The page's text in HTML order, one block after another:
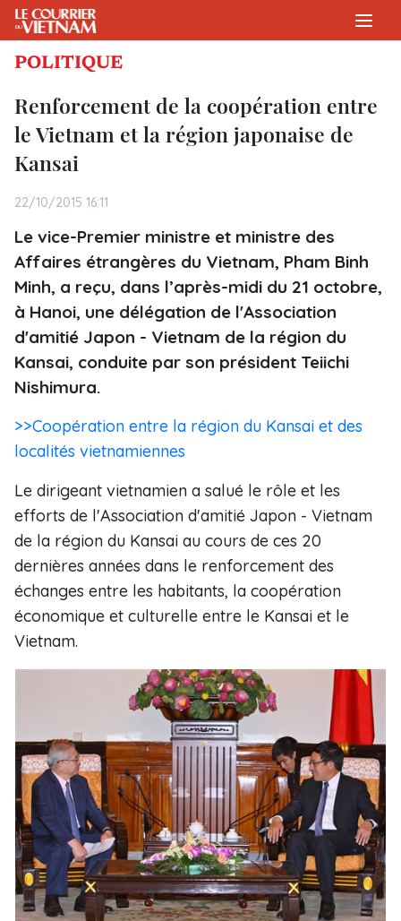
POLITIQUE
Renforcement de la coopération entre
le Vietnam et la région japonaise de
Kansai
22/10/2015 16:11
Le vice-Premier ministre et ministre des
Affaires étrangères du Vietnam, Pham Binh
Minh, a reçu, dans l’après-midi du 21 octobre,
à Hanoi, une délégation de l'Association
d'amitié Japon - Vietnam de la région du
Kansai, conduite par son président Teiichi
Nishimura.
>>Coopération entre la région du Kansai et des
localités vietnamiennes
Le dirigeant vietnamien a salué le rôle et les
efforts de l'Association d'amitié Japon - Vietnam
de la région du Kansai au cours de ces 20
dernières années dans le renforcement des
échanges entre les habitants, la coopération
économique et culturelle entre le Kansai et le
Vietnam.